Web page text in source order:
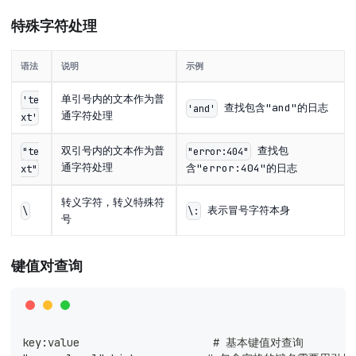
特殊字符处理
语法 说明 示例
'te
xt'
单引号内的文本作为普
通字符处理
'and' 查找包含"and"的日志
"te
xt"
双引号内的文本作为普
通字符处理
"error:404"
查找包
含"error:404"的日志
\
转义字符，转义特殊符
号
\: 表示冒号字符本身
键值对查询
key:value                     # 基本键值对查询